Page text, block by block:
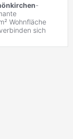
-
Wohnfläche
sich